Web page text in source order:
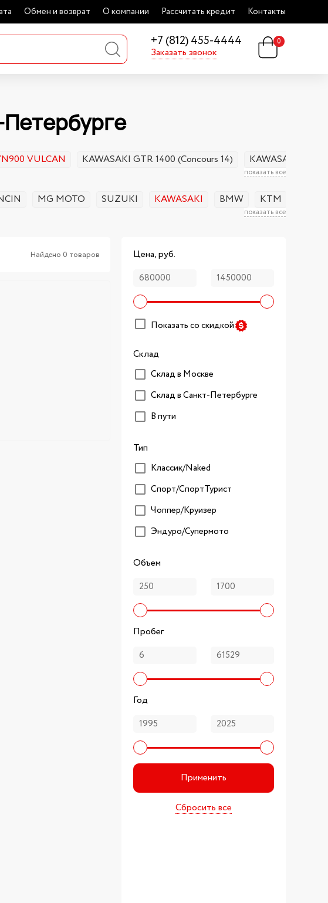
Обмен и возврат О компании Рассчитать кредит Контакты
+7 (812) 455-4444
Заказать звонок
0
Петербурге
показать все
VULCAN KAWASAKI GTR 1400 (Concours 14) KAWASAKI D-
показать все
MG MOTO SUZUKI KAWASAKI BMW KTM
Найдено 0 товаров Цена, руб.
Показать со скидкой
Склад
Склад в Москве
Склад в Санкт-Петербурге
В пути
Тип
Классик/Naked
Спорт/CпортТурист
Чоппер/Круизер
Эндуро/Супермото
Объем
Пробег
Год
Применить
Сбросить все